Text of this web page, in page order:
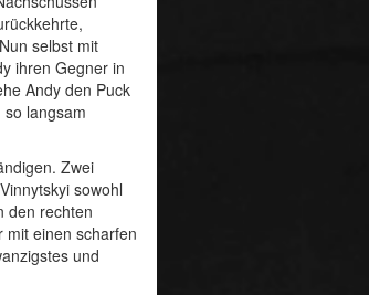
selbst mit
ihren Gegner in
Andy den Puck
langsam
Zwei
sowohl
den rechten
mit einen scharfen
und